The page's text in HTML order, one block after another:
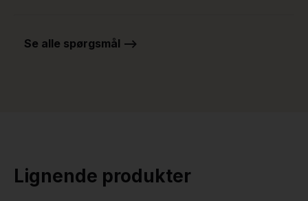
Se alle spørgsmål -->
Lignende produkter